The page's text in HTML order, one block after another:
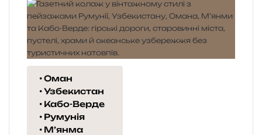
Оман
Узбекистан
Кабо-Верде
Румунія
М’янма